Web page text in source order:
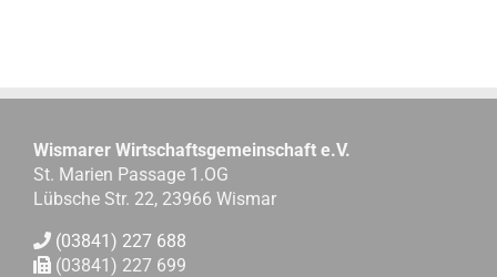
Wismarer Wirtschaftsgemeinschaft e.V.
St. Marien Passage 1.OG
Lübsche Str. 22, 23966 Wismar
(03841) 227 688
(03841) 227 699